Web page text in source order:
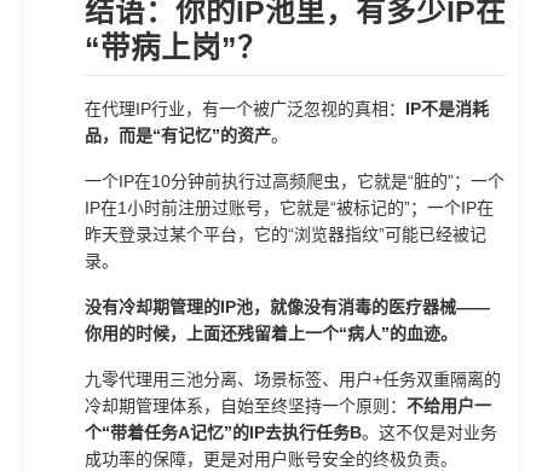
结语：你的IP池里，有多少IP在
“带病上岗”？
在代理IP行业，有一个被广泛忽视的真相： IP不是消耗
品，而是“有记忆”的资产。
一个IP在10分钟前执行过高频爬虫，它就是“脏的”；一个
IP在1小时前注册过账号，它就是“被标记的”；一个IP在
昨天登录过某个平台，它的“浏览器指纹”可能已经被记
录。
没有冷却期管理的IP池，就像没有消毒的医疗器械——
你用的时候，上面还残留着上一个“病人”的血迹。
九零代理用三池分离、场景标签、用户+任务双重隔离的
冷却期管理体系，自始至终坚持一个原则： 不给用户一
个“带着任务A记忆”的IP去执行任务B。这不仅是对业务
成功率的保障，更是对用户账号安全的终极负责。